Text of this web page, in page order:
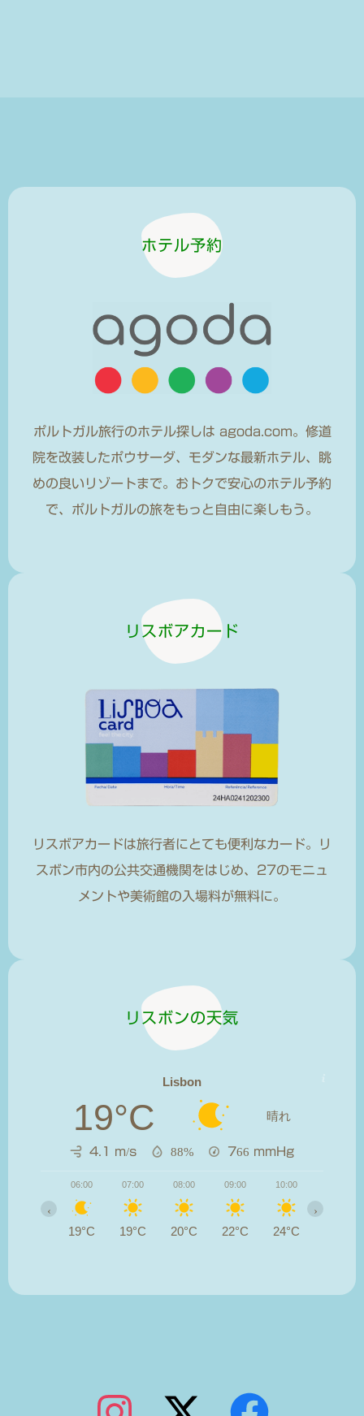
ホテル予約
ポルトガル旅行のホテル探しは agoda.com。修道
院を改装したポウサーダ、モダンな最新ホテル、眺
めの良いリゾートまで。おトクで安心のホテル予約
で、ポルトガルの旅をもっと自由に楽しもう。
リスボアカード
リスボアカードは旅行者にとても便利なカード。リ
スボン市内の公共交通機関をはじめ、27のモニュ
メントや美術館の入場料が無料に。
リスボンの天気
Lisbon
19°C 晴れ
4.1 m/s 88% 766 mmHg
06:00
19°C
07:00
19°C
08:00
20°C
09:00
22°C
10:00
24°C
‹ ›